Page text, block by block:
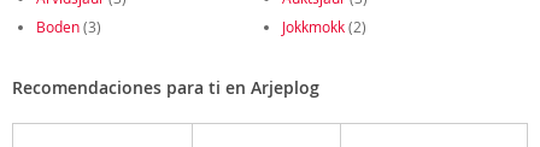
Boden(3) Jokkmokk(2)
Recomendaciones para ti en Arjeplog